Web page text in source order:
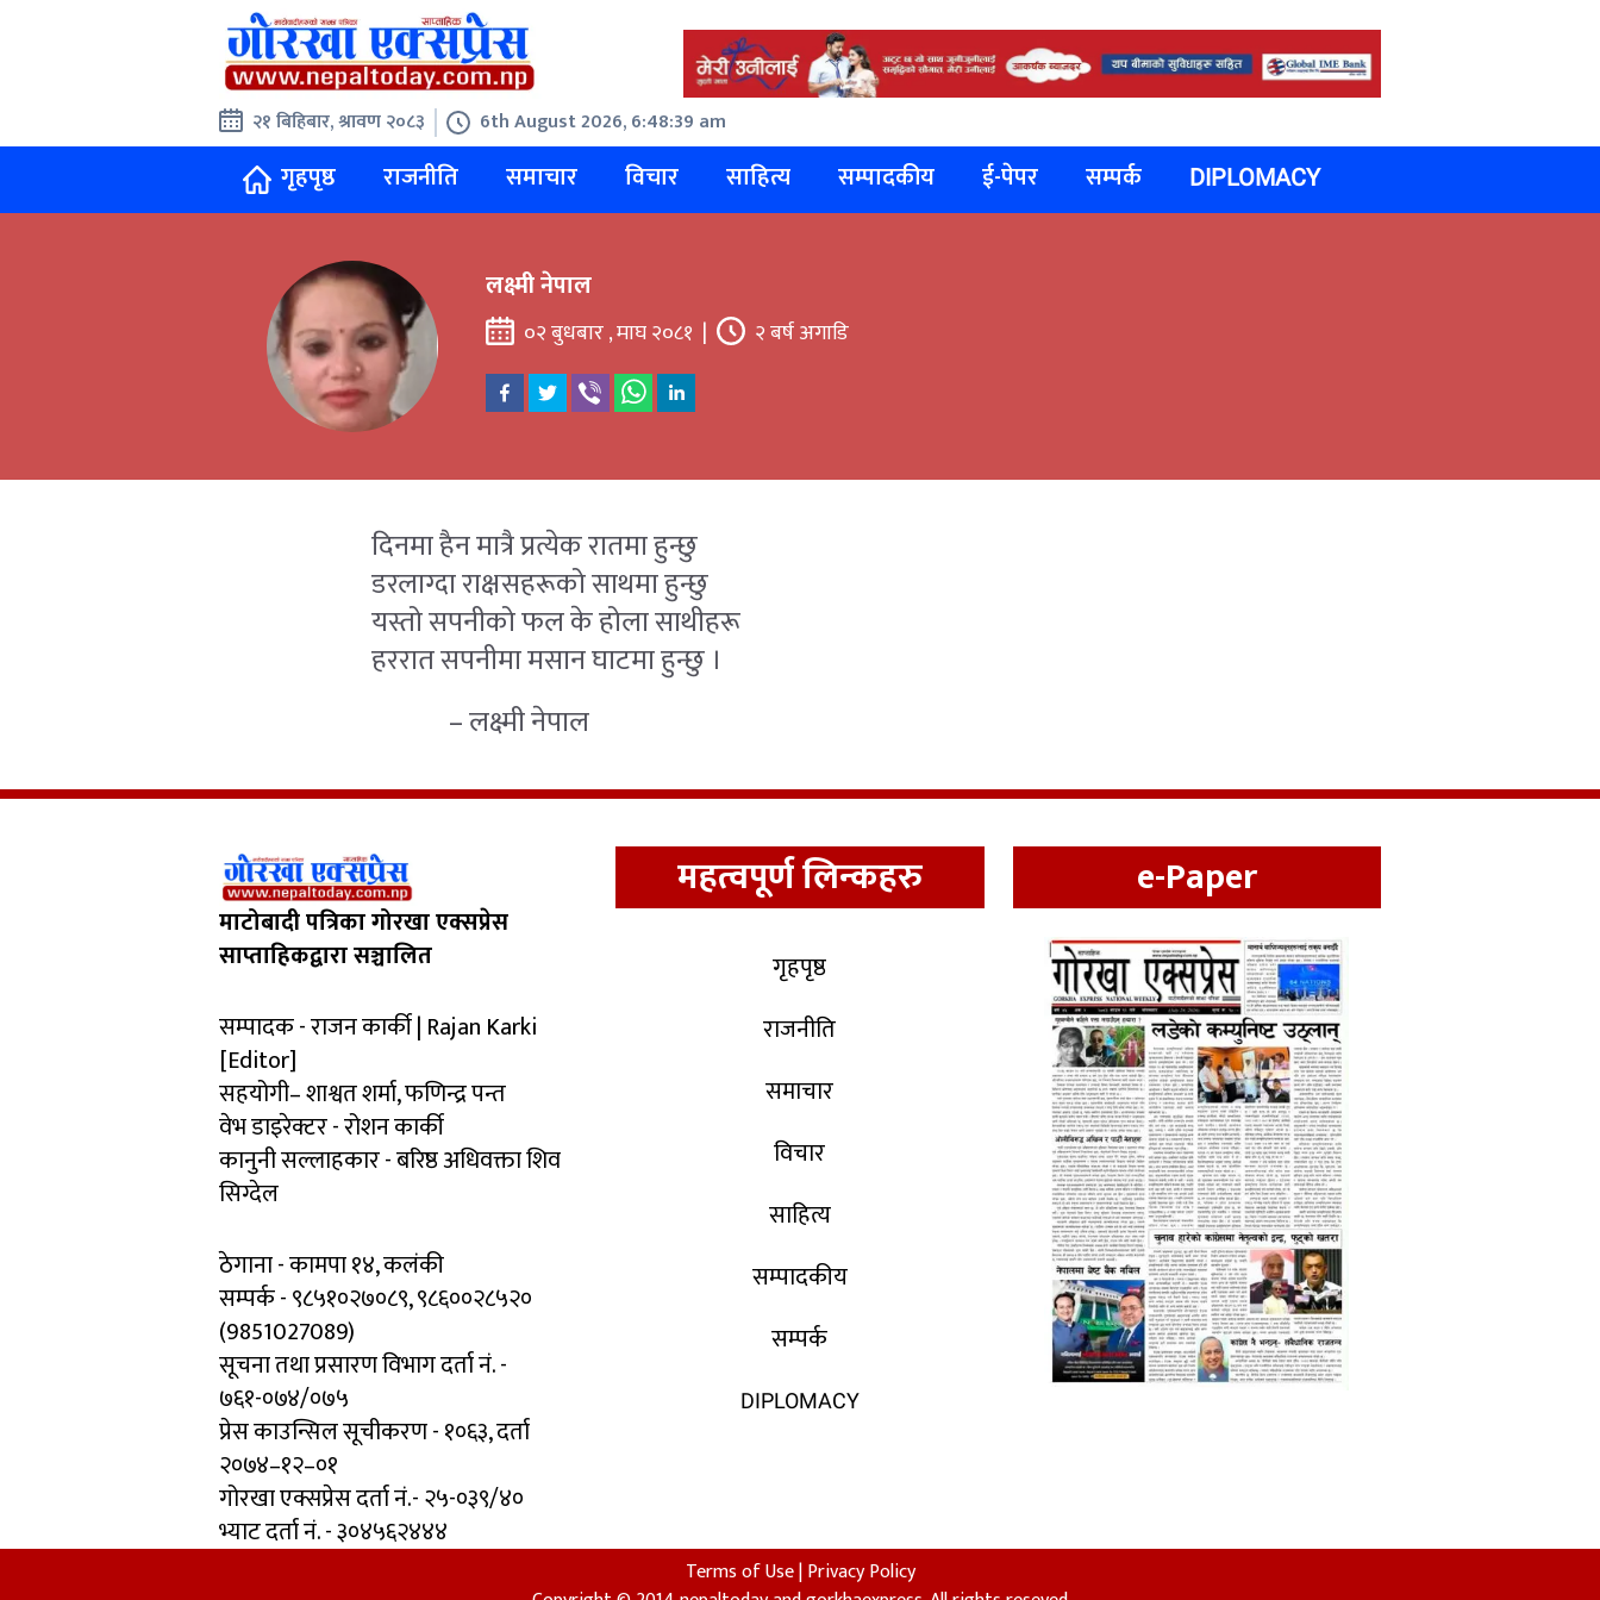
२१ बिहिबार, श्रावण २०८३ 6th August 2026, 6:48:39 am
गृहपृष्ठ राजनीति समाचार विचार साहित्य सम्पादकीय ई-पेपर सम्पर्क DIPLOMACY
लक्ष्मी नेपाल
०२ बुधबार , माघ २०८१ | २ बर्ष अगाडि
दिनमा हैन मात्रै प्रत्येक रातमा हुन्छु
डरलाग्दा राक्षसहरूको साथमा हुन्छु
यस्तो सपनीको फल के होला साथीहरू
हररात सपनीमा मसान घाटमा हुन्छु ।
– लक्ष्मी नेपाल
माटोबादी पत्रिका गोरखा एक्सप्रेस
साप्ताहिकद्वारा सञ्चालित
सम्पादक - राजन कार्की | Rajan Karki
[Editor]
सहयोगी– शाश्वत शर्मा, फणिन्द्र पन्त
वेभ डाइरेक्टर - रोशन कार्की
कानुनी सल्लाहकार - बरिष्ठ अधिवक्ता शिव
सिग्देल
ठेगाना - कामपा १४, कलंकी
सम्पर्क - ९८५१०२७०८९, ९८६००२८५२०
(9851027089)
सूचना तथा प्रसारण विभाग दर्ता नं. -
७६१-०७४/०७५
प्रेस काउन्सिल सूचीकरण - १०६३, दर्ता
२०७४–१२–०१
गोरखा एक्सप्रेस दर्ता नं.- २५-०३९/४०
भ्याट दर्ता नं. - ३०४५६२४४४
महत्वपूर्ण लिन्कहरु
गृहपृष्ठ
राजनीति
समाचार
विचार
साहित्य
सम्पादकीय
सम्पर्क
DIPLOMACY
e-Paper
Terms of Use|Privacy Policy